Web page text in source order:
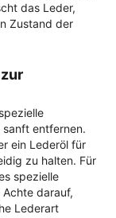
das Leder,
Zustand der
entfernen.
ein Lederöl für
zu halten. Für
spezielle
darauf,
Lederart